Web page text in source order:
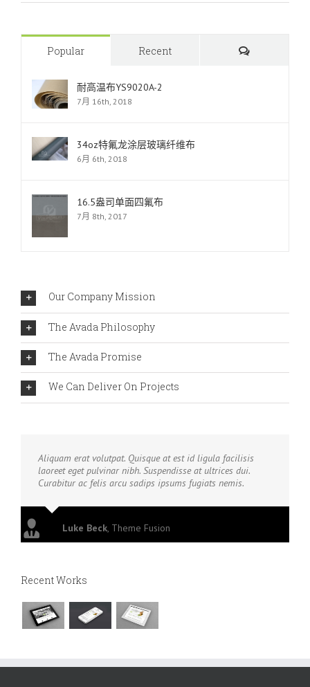
Popular Recent Comments
耐高温布YS9020A-2
7月 16th, 2018
34oz特氟龙涂层玻璃纤维布
6月 6th, 2018
16.5盎司单面四氟布
7月 8th, 2017
Our Company Mission
The Avada Philosophy
The Avada Promise
We Can Deliver On Projects
Aliquam erat volutpat. Quisque at est id ligula facilisis
laoreet eget pulvinar nibh. Suspendisse at ultrices dui.
Curabitur ac felis arcu sadips ipsums fugiats nemis.
Luke Beck, Theme Fusion
Recent Works